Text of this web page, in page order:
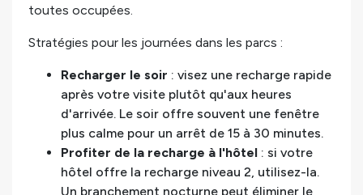
toutes occupées.
Stratégies pour les journées dans les parcs :
Recharger le soir : visez une recharge rapide
après votre visite plutôt qu'aux heures
d'arrivée. Le soir offre souvent une fenêtre
plus calme pour un arrêt de 15 à 30 minutes.
Profiter de la recharge à l'hôtel : si votre
hôtel offre la recharge niveau 2, utilisez-la.
Un branchement nocturne peut éliminer le